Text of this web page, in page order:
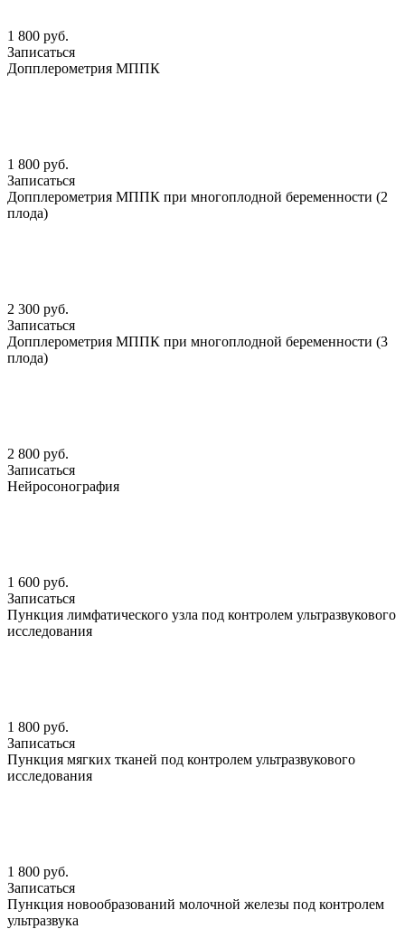
1 800 руб.
Записаться
Допплерометрия МППК
1 800 руб.
Записаться
Допплерометрия МППК при многоплодной беременности (2
плода)
2 300 руб.
Записаться
Допплерометрия МППК при многоплодной беременности (3
плода)
2 800 руб.
Записаться
Нейросонография
1 600 руб.
Записаться
Пункция лимфатического узла под контролем ультразвукового
исследования
1 800 руб.
Записаться
Пункция мягких тканей под контролем ультразвукового
исследования
1 800 руб.
Записаться
Пункция новообразований молочной железы под контролем
ультразвука